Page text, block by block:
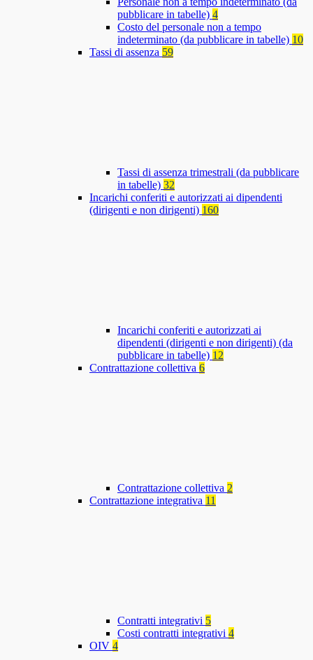
pubblicare in tabelle) 4
Costo del personale non a tempo
indeterminato (da pubblicare in tabelle) 10
Tassi di assenza 59
Tassi di assenza trimestrali (da pubblicare
in tabelle) 32
Incarichi conferiti e autorizzati ai dipendenti
(dirigenti e non dirigenti) 160
Incarichi conferiti e autorizzati ai
dipendenti (dirigenti e non dirigenti) (da
pubblicare in tabelle) 12
Contrattazione collettiva 6
Contrattazione collettiva 2
Contrattazione integrativa 11
Contratti integrativi 5
Costi contratti integrativi 4
OIV 4